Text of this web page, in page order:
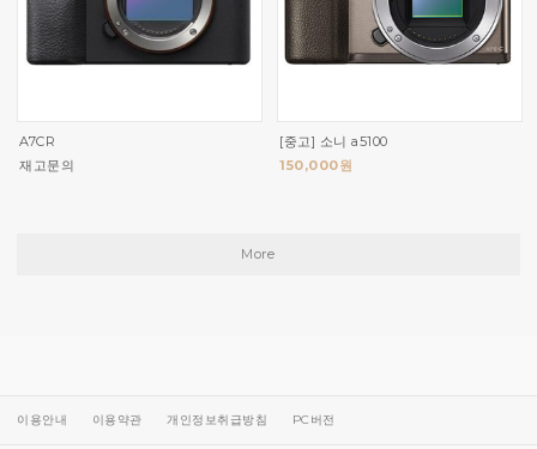
A7CR
재고문의
[중고] 소니 a5100
150,000원
More
이용안내 이용약관 개인정보취급방침 PC버전